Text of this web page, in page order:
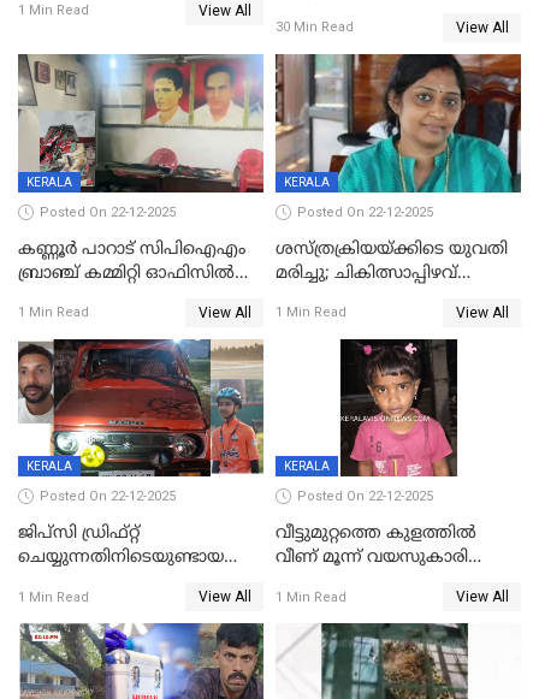
1 Min Read View All
30 Min Read View All
KERALA
Posted On 22-12-2025
കണ്ണൂർ പാറാട് സിപിഐഎം
ബ്രാഞ്ച് കമ്മിറ്റി ഓഫിസിൽ
ചിത്രങ്ങളടക്കം കത്തിയ
നിലയിൽ
1 Min Read View All
KERALA
Posted On 22-12-2025
ശസ്ത്രക്രിയയ്‌ക്കിടെ യുവതി
മരിച്ചു; ചികിത്സാപ്പിഴവ്
സംഭവം മാവേലിക്കരയിൽ
1 Min Read View All
KERALA
Posted On 22-12-2025
ജിപ്സി ഡ്രിഫ്റ്റ്
ചെയ്യുന്നതിനിടെയുണ്ടായ
ദാരുണാന്ത്യം; ജീപ്സി
ഓടിച്ചയാൾ അറസ്റ്റിൽ.
1 Min Read View All
KERALA
Posted On 22-12-2025
വീട്ടുമുറ്റത്തെ കുളത്തിൽ
വീണ് മൂന്ന് വയസുകാരി
1 Min Read View All